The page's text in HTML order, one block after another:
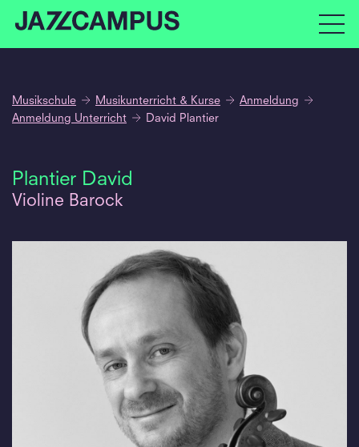
Musikschule Musikunterricht & Kurse
Anmeldung
Anmeldung Unterricht
David Plantier
Plantier David
Violine Barock